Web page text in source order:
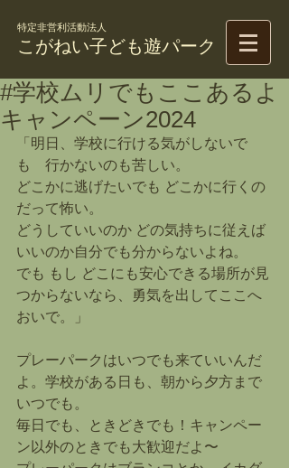
特定非営利活動法人
こがねい子ども遊パーク
#学校ムリでもここあるよ
キャンペーン2024
「明日、学校に行ける気がしないで
も　行かないのも苦しい。
どこかに逃げたいでも どこかに行くの
だって怖い。
どうしていいのか どの気持ちに従えば
いいのか自分でも分からないよね。
でも もし どこにも安心できる場所が見
つからないなら、勇気を出してここへ
おいで。」
プレーパークはいつでも来ていいんだ
よ。学校がある日も、朝から夕方まで
いつでも。
毎日でも、ときどきでも！キャンペー
ン以外のときでも大歓迎だよ〜